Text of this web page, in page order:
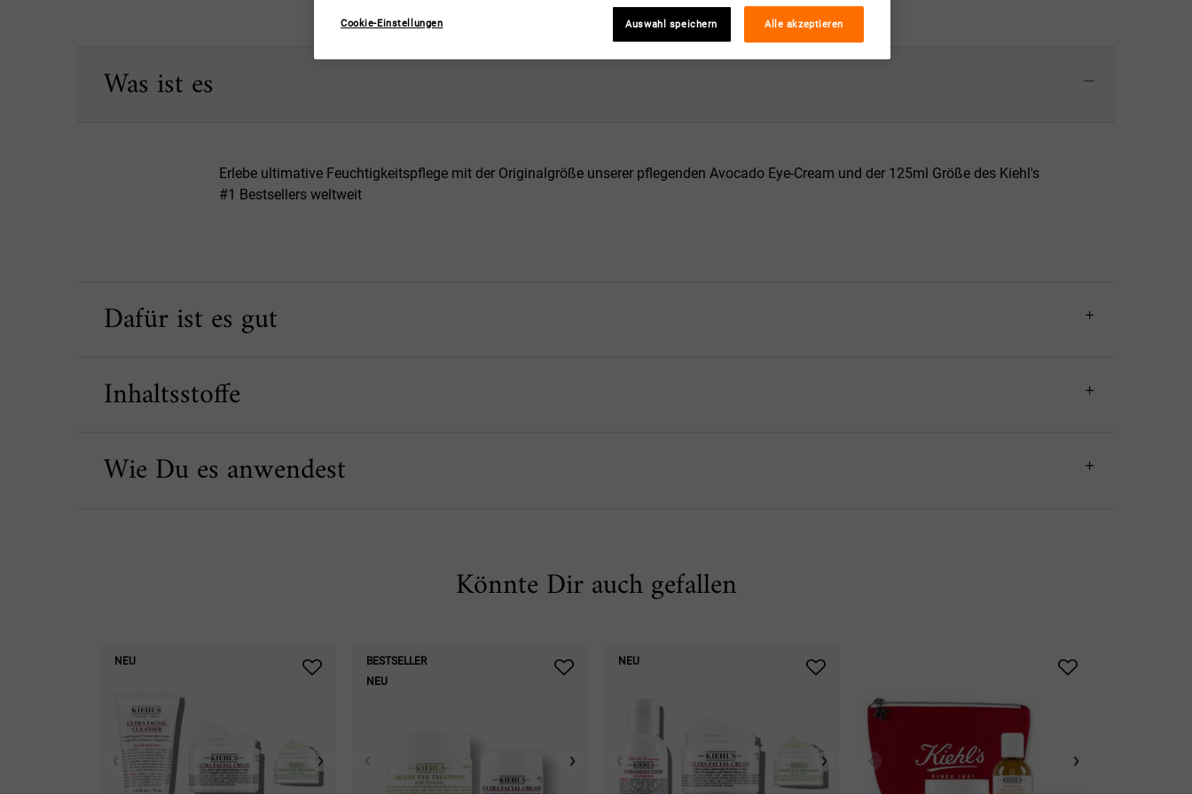
Was ist es
Erlebe ultimative Feuchtigkeitspflege mit der Originalgröße unserer pflegenden Avocado Eye-Cream und der 125ml Größe des Kiehl's
#1 Bestsellers weltweit
Dafür ist es gut
Inhaltsstoffe
Wie Du es anwendest
Könnte Dir auch gefallen
NEU
BESTSELLER
NEU
NEU
Cookie-Einstellungen Auswahl speichern Alle akzeptieren